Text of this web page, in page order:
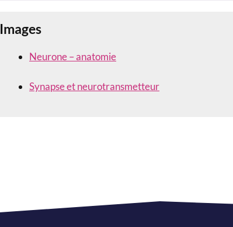
Images
Neurone – anatomie
Synapse et neurotransmetteur